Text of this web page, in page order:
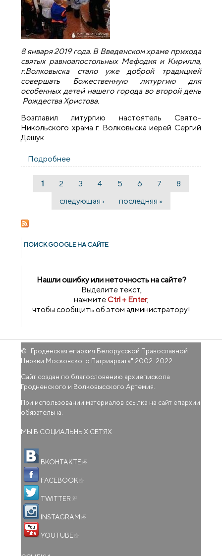
8 января 2019 года. В Введенском храме прихода
святых равноапостольных Мефодия и Кирилла,
г.Волковыска стало уже доброй традицией
совершать Божественную литургию для
особенных детей нашего города во второй день
Рождества Христова.
Возглавил литургию настоятель Свято-
Никольского храма г. Волковыска иерей Сергий
Дешук.
Подробнее
добра" для особенных детей на приходе
Страницы
1 2 3 4 5 6 7
8
следующая ›
последняя »
ПОИСК GOОGLE НА САЙТЕ
Нашли ошибку или неточность на сайте?
Выделите текст,
нажмитеCtrl + Enter,
чтобы сообщить об этом администратору!
© "Гроденская епархия Белорусской Православной
Церкви Московского Патриархата" 2002-2022
Сайт создан по благословению архиепископа
Гродненского и Волковысского Артемия.
При использовании материалов ссылка на сайт епархии
обязательна.
МЫ В СОЦИАЛЬНЫХ СЕТЯХ
ВКОНТАКТЕ
FACEBOOK
TWITTER
INSTAGRAM
YOUTUBE